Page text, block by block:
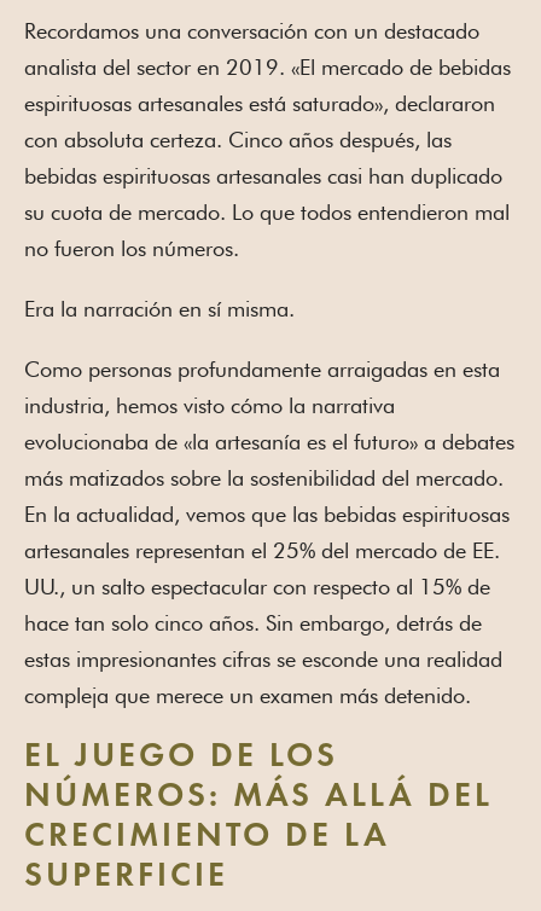
Recordamos una conversación con un destacado
analista del sector en 2019. «El mercado de bebidas
espirituosas artesanales está saturado», declararon
con absoluta certeza. Cinco años después, las
bebidas espirituosas artesanales casi han duplicado
su cuota de mercado. Lo que todos entendieron mal
no fueron los números.
Era la narración en sí misma.
Como personas profundamente arraigadas en esta
industria, hemos visto cómo la narrativa
evolucionaba de «la artesanía es el futuro» a debates
más matizados sobre la sostenibilidad del mercado.
En la actualidad, vemos que las bebidas espirituosas
artesanales representan el 25% del mercado de EE.
UU., un salto espectacular con respecto al 15% de
hace tan solo cinco años. Sin embargo, detrás de
estas impresionantes cifras se esconde una realidad
compleja que merece un examen más detenido.
EL JUEGO DE LOS
NÚMEROS: MÁS ALLÁ DEL
CRECIMIENTO DE LA
SUPERFICIE